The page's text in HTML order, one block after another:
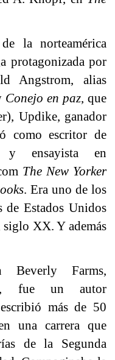
la norteamérica
protagonizada por
Angstrom, alias
Conejo en paz, que
Updike, ganador
como escritor de
y ensayista en
The New Yorker
. Era uno de los
de Estados Unidos
XX. Y además
Farms,
fue un autor
más de 50
una carrera que
de la Segunda